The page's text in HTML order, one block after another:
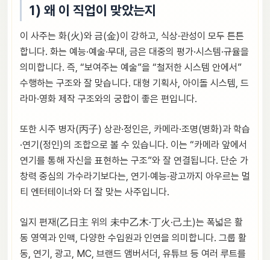
1) 왜 이 직업이 맞았는지
이 사주는 화(火)와 금(金)이 강하고, 식상·관성이 모두 튼튼
합니다. 화는 예능·예술·무대, 금은 대중의 평가·시스템·규율을
의미합니다. 즉, “보여주는 예술”을 “철저한 시스템 안에서”
수행하는 구조와 잘 맞습니다. 대형 기획사, 아이돌 시스템, 드
라마·영화 제작 구조와의 궁합이 좋은 편입니다.
또한 시주 병자(丙子) 상관·정인은, 카메라·조명(병화)과 학습
·연기(정인)의 조합으로 볼 수 있습니다. 이는 “카메라 앞에서
연기를 통해 자신을 표현하는 구조”와 잘 연결됩니다. 단순 가
창력 중심의 가수라기보다는, 연기·예능·광고까지 아우르는 멀
티 엔터테이너와 더 잘 맞는 사주입니다.
일지 편재(乙日主 위의 未中乙木·丁火·己土)는 폭넓은 활
동 영역과 인맥, 다양한 수입원과 인연을 의미합니다. 그룹 활
동, 연기, 광고, MC, 브랜드 앰버서더, 유튜브 등 여러 루트를